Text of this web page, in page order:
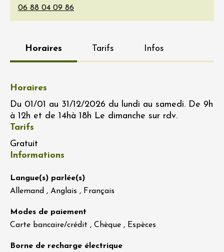
Horaires Tarifs Infos
Horaires
Du 01/01 au 31/12/2026 du lundi au samedi. De 9h
à 12h et de 14hà 18h Le dimanche sur rdv.
Tarifs
Gratuit
Informations
Langue(s) parlée(s)
Allemand , Anglais , Français
Modes de paiement
Carte bancaire/crédit , Chèque , Espèces
Borne de recharge électrique